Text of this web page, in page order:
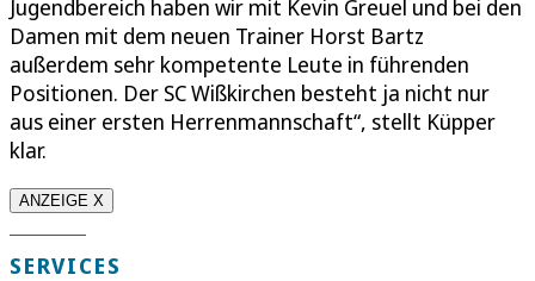
Jugendbereich haben wir mit Kevin Greuel und bei den
Damen mit dem neuen Trainer Horst Bartz
außerdem sehr kompetente Leute in führenden
Positionen. Der SC Wißkirchen besteht ja nicht nur
aus einer ersten Herrenmannschaft“, stellt Küpper
klar.
ANZEIGE X
SERVICES